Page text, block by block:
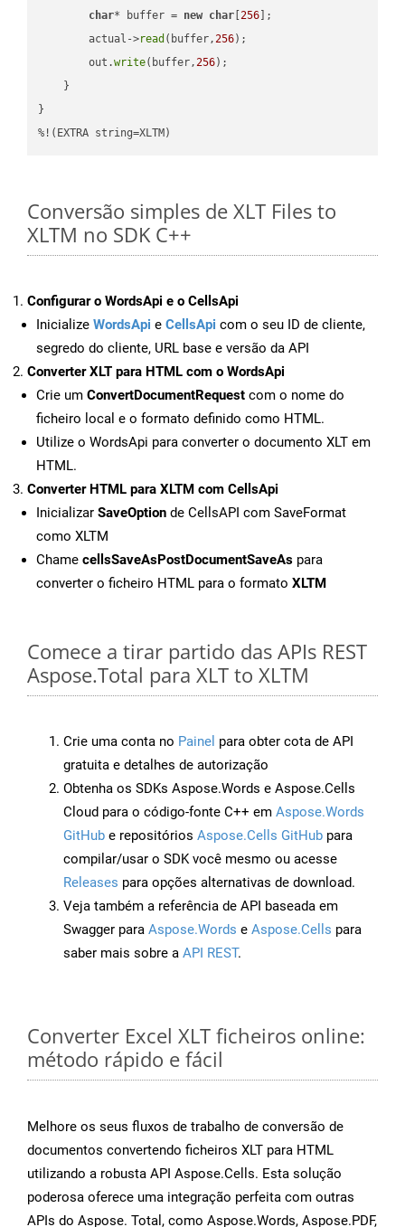
char* buffer = new char [256 ];
        actual->
read (buffer,256);
        out.
write(buffer,256);
    }
}
%!(EXTRA string=XLTM)
Conversão simples de XLT Files to
XLTM no SDK C++
Configurar o WordsApi e o CellsApi
Inicialize WordsApi e CellsApi com o seu ID de cliente,
segredo do cliente, URL base e versão da API
Converter XLT para HTML com o WordsApi
Crie um ConvertDocumentRequest com o nome do
ficheiro local e o formato definido como HTML.
Utilize o WordsApi para converter o documento XLT em
HTML.
Converter HTML para XLTM com CellsApi
Inicializar SaveOption de CellsAPI com SaveFormat
como XLTM
Chame cellsSaveAsPostDocumentSaveAs para
converter o ficheiro HTML para o formato XLTM
Comece a tirar partido das APIs REST
Aspose.Total para XLT to XLTM
Crie uma conta no Painel para obter cota de API
gratuita e detalhes de autorização
Obtenha os SDKs Aspose.Words e Aspose.Cells
Cloud para o código-fonte C++ em Aspose.Words
GitHub e repositórios Aspose.Cells GitHub para
compilar/usar o SDK você mesmo ou acesse
Releases para opções alternativas de download.
Veja também a referência de API baseada em
Swagger para Aspose.Words e Aspose.Cells para
saber mais sobre a API REST.
Converter Excel XLT ficheiros online:
método rápido e fácil
Melhore os seus fluxos de trabalho de conversão de
documentos convertendo ficheiros XLT para HTML
utilizando a robusta API Aspose.Cells. Esta solução
poderosa oferece uma integração perfeita com outras
APIs do Aspose. Total, como Aspose.Words, Aspose.PDF,